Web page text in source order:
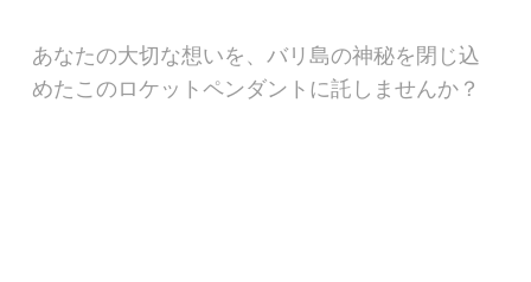
あなたの大切な想いを、バリ島の神秘を閉じ込
めたこのロケットペンダントに託しませんか？